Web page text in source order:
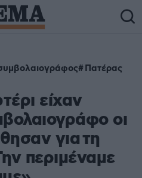
Πατέρας
είχαν
οι
για τη
περιμέναμε